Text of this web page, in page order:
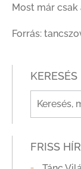
Most már
Forrás:
KERESÉS
FRISS